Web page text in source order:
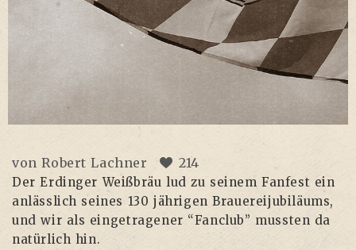
vonRobert Lachner 214
Der Erdin­ger Weiß­bräu lud zu sei­nem Fan­fest ein
anläss­lich sei­nes 130 jäh­ri­gen Braue­rei­ju­bi­lä­ums,
und wir als ein­ge­tra­ge­ner “Fan­club” muss­ten da
natür­lich hin.